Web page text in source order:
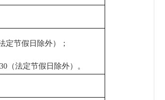
定节假日除外）；
（法定节假日除外）。